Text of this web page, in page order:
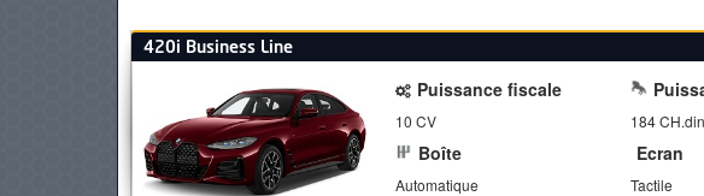
420i Business Line
Puissance fiscale
10 CV 184 CH.din
Boîte
Automatique
Ecran
Tactile